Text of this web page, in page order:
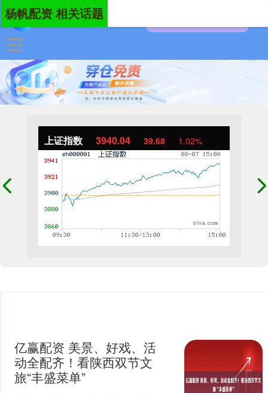
上证指数 3940.04 39.68 1.02%
杨帆配资 相关话题
亿赢配资 美景、好戏、活
动全配齐！看陕西双节文
旅“丰盛菜单”